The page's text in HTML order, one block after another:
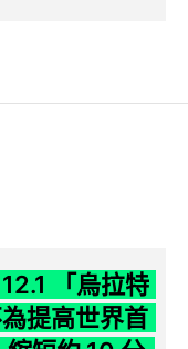
「烏拉特
提高世界首